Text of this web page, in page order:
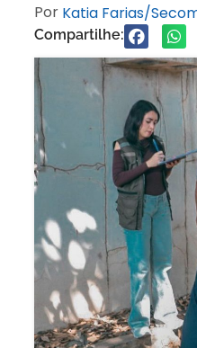
Por Katia Farias/
Compartilhe: